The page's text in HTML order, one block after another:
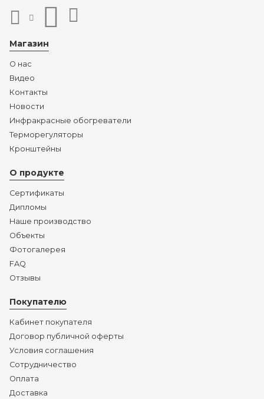
Магазин
О нас
Видео
Контакты
Новости
Инфракрасные обогреватели
Терморегуляторы
Кронштейны
О продукте
Сертификаты
Дипломы
Наше производство
Объекты
Фотогалерея
FAQ
Отзывы
Покупателю
Кабинет покупателя
Договор публичной оферты
Условия соглашения
Сотрудничество
Оплата
Доставка